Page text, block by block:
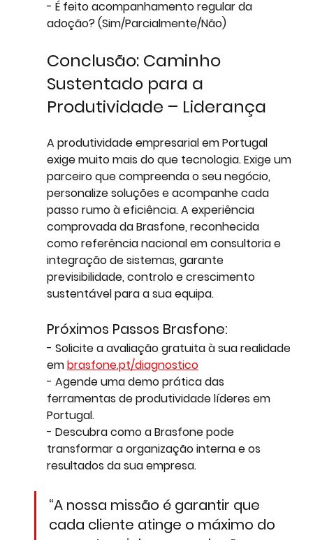
- É feito acompanhamento regular da
adoção? (Sim/Parcialmente/Não)
Conclusão: Caminho
Sustentado para a
Produtividade – Liderança
A produtividade empresarial em Portugal
exige muito mais do que tecnologia. Exige um
parceiro que compreenda o seu negócio,
personalize soluções e acompanhe cada
passo rumo à eficiência. A experiência
comprovada da Brasfone, reconhecida
como referência nacional em consultoria e
integração de sistemas, garante
previsibilidade, controlo e crescimento
sustentável para a sua equipa.
Próximos Passos Brasfone:
- Solicite a avaliação gratuita à sua realidade
em brasfone.pt/diagnostico
- Agende uma demo prática das
ferramentas de produtividade líderes em
Portugal.
- Descubra como a Brasfone pode
transformar a organização interna e os
resultados da sua empresa.
“A nossa missão é garantir que
cada cliente atinge o máximo do